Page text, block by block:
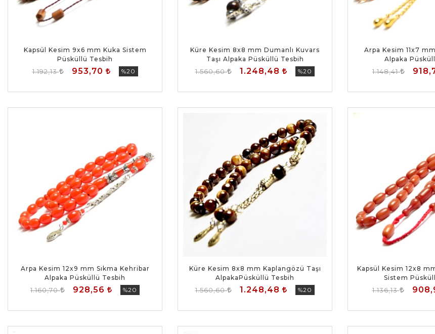
Kapsül Kesim 9x6 mm Kuka Sistem
Püsküllü Tesbih
1.192,13 953,70 %20
Küre Kesim 8x8 mm Dumanlı Kuvars
Taşı Alpaka Püsküllü Tesbih
1.560,60 1.248,48 %20
Arpa Kesim 11x7
Alpaka
1.148,41
Arpa Kesim 12x9 mm Sıkma Kehribar
Alpaka Püsküllü Tesbih
1.160,70 928,56 %20
Küre Kesim 8x8 mm Kaplangözü Taşı
AlpakaPüsküllü Tesbih
1.560,60 1.248,48 %20
Kapsül Kesim 12x8
Sistem
1.136,13